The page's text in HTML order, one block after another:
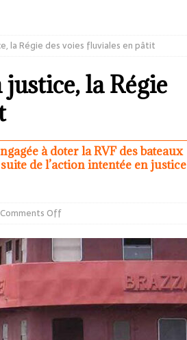
la Régie des voies fluviales en pâtit
la Régie
à doter la RVF des bateaux
de l’action intentée en justice
Comments Off